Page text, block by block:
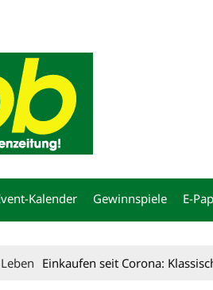
Kalender Gewinnspiele E-
Einkaufen seit Corona: